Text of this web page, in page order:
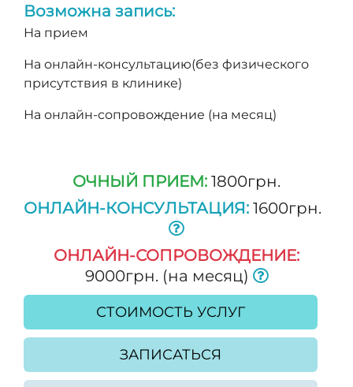
Возможна запись:
На прием
На онлайн-консультацию(без физического
присутствия в клинике)
На онлайн-сопровождение (на месяц)
ОЧНЫЙ ПРИЕМ: 1800грн.
ОНЛАЙН-КОНСУЛЬТАЦИЯ: 1600грн.
ОНЛАЙН-СОПРОВОЖДЕНИЕ:
9000грн. (на месяц)
СТОИМОСТЬ УСЛУГ
ЗАПИСАТЬСЯ